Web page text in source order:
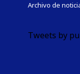
Archivo de
Tweets by